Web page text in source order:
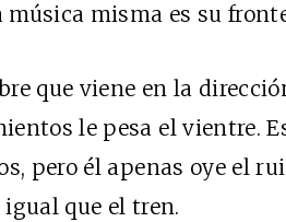
música misma es su
que viene en la
le pesa el vientre.
pero él apenas oye el
igual que el tren.